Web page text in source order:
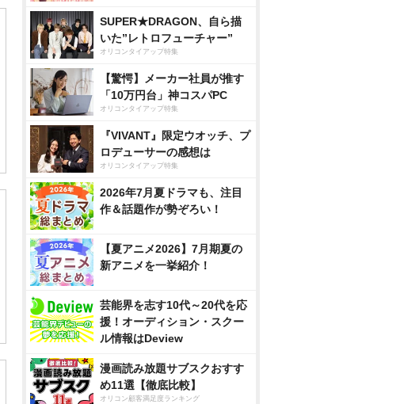
SUPER★DRAGON、自ら描
いた”レトロフューチャー”
オリコンタイアップ特集
【驚愕】メーカー社員が推す
「10万円台」神コスパPC
オリコンタイアップ特集
『VIVANT』限定ウオッチ、プ
ロデューサーの感想は
オリコンタイアップ特集
2026年7月夏ドラマも、注目
作＆話題作が勢ぞろい！
【夏アニメ2026】7月期夏の
新アニメを一挙紹介！
芸能界を志す10代～20代を応
援！オーディション・スクー
ル情報はDeview
漫画読み放題サブスクおすす
め11選【徹底比較】
オリコン顧客満足度ランキング